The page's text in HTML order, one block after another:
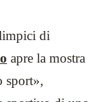
di
apre la mostra
sport»,